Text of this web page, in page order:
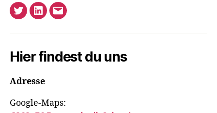
TwitterLinkedIn
E-
Hier findest du uns
Adresse
Google-Maps: